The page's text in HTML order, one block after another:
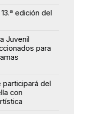
edición del
Juvenil
para
participará del
con